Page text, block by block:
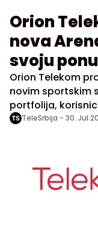
Orion
nova
svoju
Orion Telekom
novim sportskim
portfolija,
Arena Sport 7, 8,
TeleSrbija - 30. Jul